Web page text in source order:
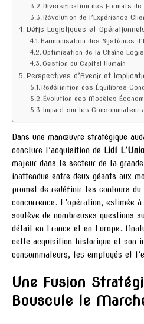
Diversification des Formats de
Révolution de l’Expérience
Défis Logistiques et
Harmonisation des Systèmes
Optimisation de la Chaîne
Gestion du Capital Humain
Perspectives d’Avenir et
Redéfinition des Équilibres
Évolution des Modèles
Impact sur les
Dans une manœuvre stratégique
conclure l’acquisition de Lidl
majeur dans le secteur de la
inattendue entre deux géants aux
promet de redéfinir les contours
concurrence. L’opération, estimée
soulève de nombreuses questions
détail en France et en Europe.
cette acquisition historique et son
consommateurs, les employés et
Une Fusion
Bouscule le